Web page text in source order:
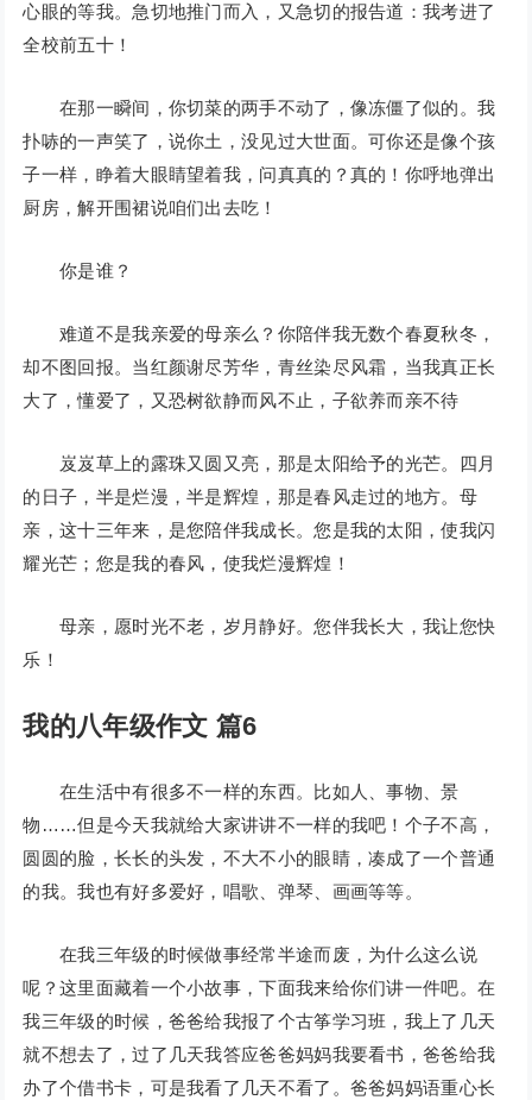
心眼的等我。急切地推门而入，又急切的报告道：我考进了
全校前五十！
在那一瞬间，你切菜的两手不动了，像冻僵了似的。我
扑哧的一声笑了，说你土，没见过大世面。可你还是像个孩
子一样，睁着大眼睛望着我，问真真的？真的！你呼地弹出
厨房，解开围裙说咱们出去吃！
你是谁？
难道不是我亲爱的母亲么？你陪伴我无数个春夏秋冬，
却不图回报。当红颜谢尽芳华，青丝染尽风霜，当我真正长
大了，懂爱了，又恐树欲静而风不止，子欲养而亲不待
岌岌草上的露珠又圆又亮，那是太阳给予的光芒。四月
的日子，半是烂漫，半是辉煌，那是春风走过的地方。母
亲，这十三年来，是您陪伴我成长。您是我的太阳，使我闪
耀光芒；您是我的春风，使我烂漫辉煌！
母亲，愿时光不老，岁月静好。您伴我长大，我让您快
乐！
我的八年级作文 篇6
在生活中有很多不一样的东西。比如人、事物、景
物……但是今天我就给大家讲讲不一样的我吧！个子不高，
圆圆的脸，长长的头发，不大不小的眼睛，凑成了一个普通
的我。我也有好多爱好，唱歌、弹琴、画画等等。
在我三年级的时候做事经常半途而废，为什么这么说
呢？这里面藏着一个小故事，下面我来给你们讲一件吧。在
我三年级的时候，爸爸给我报了个古筝学习班，我上了几天
就不想去了，过了几天我答应爸爸妈妈我要看书，爸爸给我
办了个借书卡，可是我看了几天不看了。爸爸妈妈语重心长